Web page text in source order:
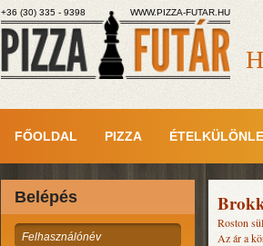
+36 (30) 335 - 9398 WWW.PIZZA-FUTAR.HU
FŐOLDAL PIZZA
Belépés
Roston
Az ár a